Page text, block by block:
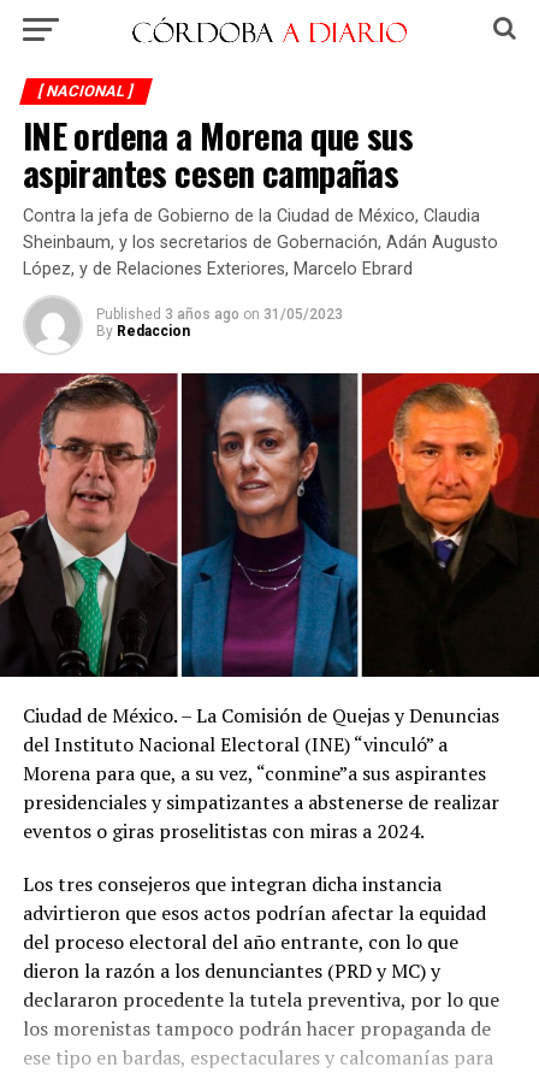
[ NACIONAL ]
INE ordena a Morena que sus
aspirantes cesen campañas
Contra la jefa de Gobierno de la Ciudad de México, Claudia
Sheinbaum, y los secretarios de Gobernación, Adán Augusto
López, y de Relaciones Exteriores, Marcelo Ebrard
Published 3 años ago on 31/05/2023
By Redaccion
Ciudad de México. – La Comisión de Quejas y Denuncias
del Instituto Nacional Electoral (INE) “vinculó” a
Morena para que, a su vez, “conmine”a sus aspirantes
presidenciales y simpatizantes a abstenerse de realizar
eventos o giras proselitistas con miras a 2024.
Los tres consejeros que integran dicha instancia
advirtieron que esos actos podrían afectar la equidad
del proceso electoral del año entrante, con lo que
dieron la razón a los denunciantes (PRD y MC) y
declararon procedente la tutela preventiva, por lo que
los morenistas tampoco podrán hacer propaganda de
ese tipo en bardas, espectaculares y calcomanías para